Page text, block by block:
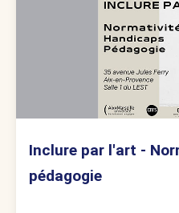
Inclure par l'art -
pédagogie